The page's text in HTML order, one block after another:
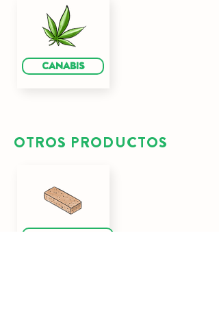
CANABIS
OTROS PRODUCTOS
LOSAS DESNUDAS